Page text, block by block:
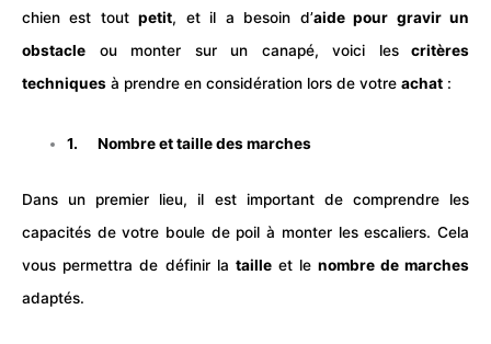
chien est toutpetit, et il a besoin d’aide pour gravir un
obstacle ou monter sur un canapé, voici lescritères
techniques à prendre en considération lors de votre achat :
1. Nombre et taille des marches
Dans un premier lieu, il est important de comprendre les
capacités de votre boule de poil à monter les escaliers. Cela
vous permettra de définir la taille et le nombre de marches
adaptés.